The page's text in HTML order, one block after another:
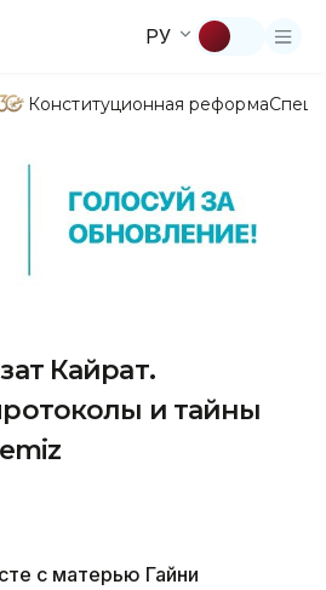
РУ
Конституционная реформа
Кайрат.
и тайны
с матерью Гайни